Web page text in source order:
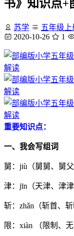
书》知识点+
苏学
五年级上
2020-10-26
1
重要知识点：
一、我会写组词
舅：jiù（舅舅、舅父
津：jīn（天津、津
斩：zhǎn（斩首、
限：xiàn （限制、无